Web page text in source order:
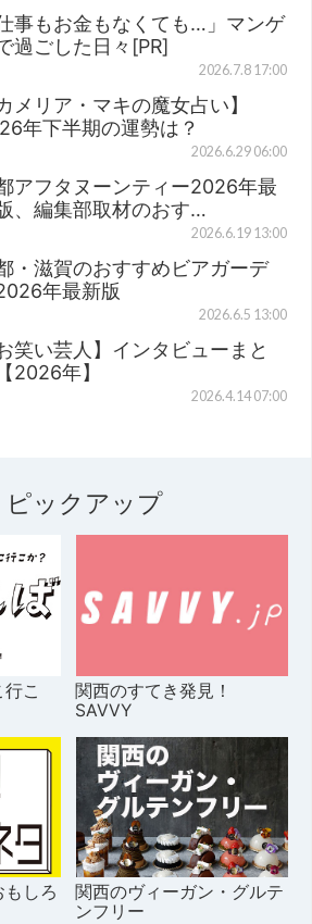
仕事もお金もなくても…」マンゲ
過ごした日々[PR]
2026.7.8 17:00
カメリア・マキの魔女占い】
年下半期の運勢は？
2026.6.29 06:00
アフタヌーンティー2026年最
、編集部取材のおす…
2026.6.19 13:00
・滋賀のおすすめビアガーデ
年最新版
2026.6.5 13:00
お笑い芸人】インタビューまと
2026年】
2026.4.14 07:00
ピックアップ
こ
関西のすてき発見！
SAVVY
しろ
関西のヴィーガン・グルテ
ンフリー